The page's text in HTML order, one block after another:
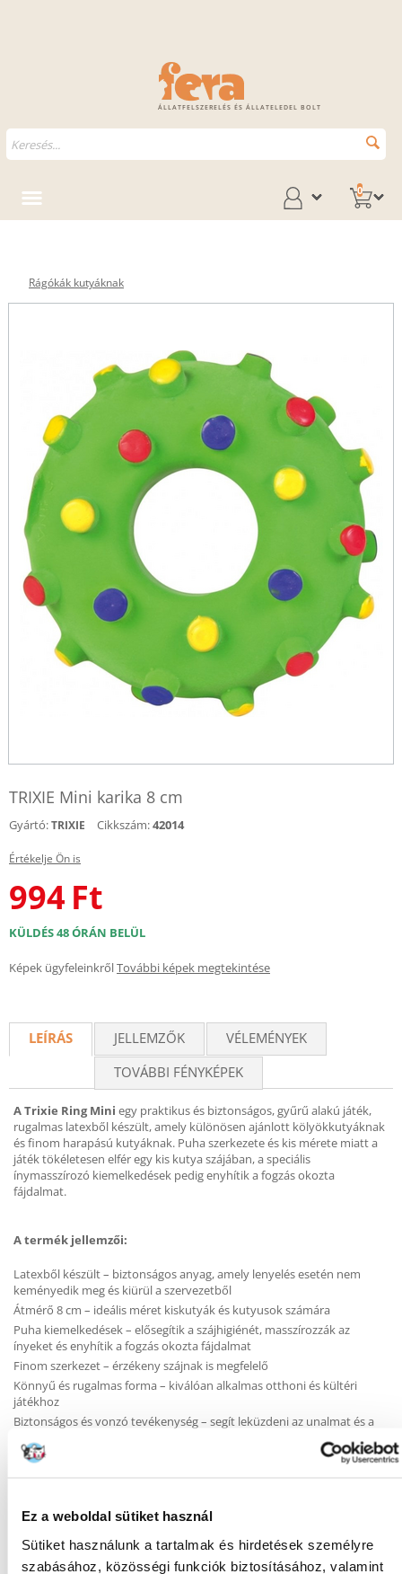
Ez a weboldal sütiket használ
Sütiket használunk a tartalmak és hirdetések személyre
szabásához, közösségi funkciók biztosításához, valamint
ÁLLATFELSZERELÉS ÉS ÁLLATELEDEL BOLT
0
Rágókák kutyáknak
TRIXIE Mini karika 8 cm
Gyártó:TRIXIE Cikkszám:42014
Értékelje Ön is
994 Ft
KÜLDÉS 48 ÓRÁN BELÜL
Képek ügyfeleinkrőlTovábbi képek megtekintése
LEÍRÁS JELLEMZŐK
VÉLEMÉNYEK
TOVÁBBI FÉNYKÉPEK
A Trixie Ring Mini egy praktikus és biztonságos, gyűrű alakú játék,
rugalmas latexből készült, amely különösen ajánlott kölyökkutyáknak
és finom harapású kutyáknak. Puha szerkezete és kis mérete miatt a
játék tökéletesen elfér egy kis kutya szájában, a speciális
ínymasszírozó kiemelkedések pedig enyhítik a fogzás okozta
fájdalmat.
A termék jellemzői:
Latexből készült – biztonságos anyag, amely lenyelés esetén nem
keményedik meg és kiürül a szervezetből
Átmérő 8 cm – ideális méret kiskutyák és kutyusok számára
Puha kiemelkedések – elősegítik a szájhigiénét, masszírozzák az
ínyeket és enyhítik a fogzás okozta fájdalmat
Finom szerkezet – érzékeny szájnak is megfelelő
Könnyű és rugalmas forma – kiválóan alkalmas otthoni és kültéri
játékhoz
Biztonságos és vonzó tevékenység – segít leküzdeni az unalmat és a
funkcionalitást, gyengéden és pozitív módon fejlesztve a kutya
természetes ösztöneit.